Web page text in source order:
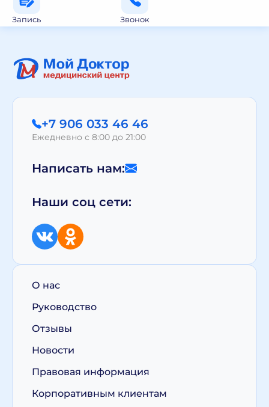
Запись Звонок
+7 906 033 46 46
Ежедневно с 8:00 до 21:00
Написать нам:
Наши соц сети:
О нас
Руководство
Отзывы
Новости
Правовая информация
Корпоративным клиентам